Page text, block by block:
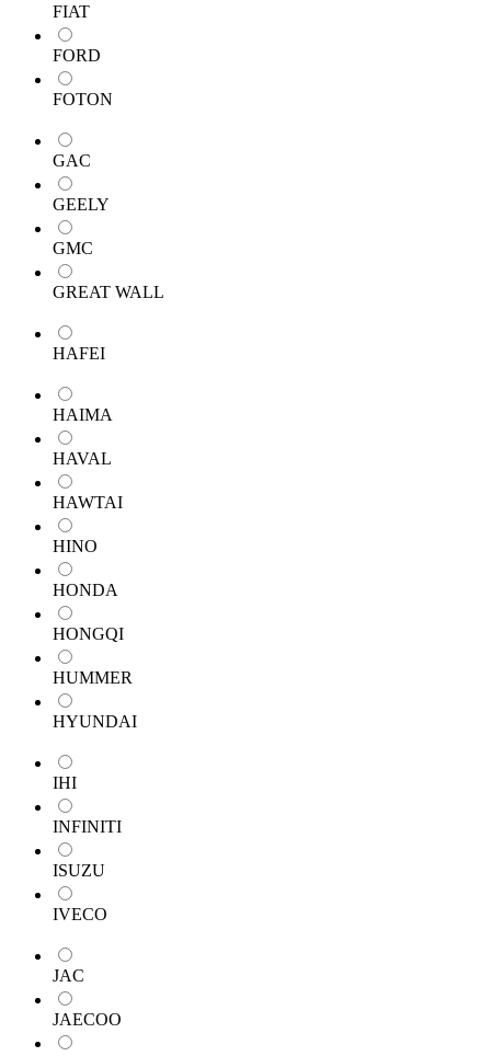
FIAT
FORD
FOTON
GAC
GEELY
GMC
GREAT WALL
HAFEI
HAIMA
HAVAL
HAWTAI
HINO
HONDA
HONGQI
HUMMER
HYUNDAI
IHI
INFINITI
ISUZU
IVECO
JAC
JAECOO